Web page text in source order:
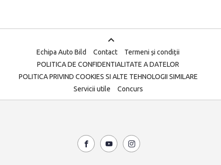
Echipa Auto Bild Contact
Termeni și condiții
POLITICA DE CONFIDENTIALITATE A DATELOR
POLITICA PRIVIND COOKIES SI ALTE TEHNOLOGII SIMILARE
Servicii utile
Concurs